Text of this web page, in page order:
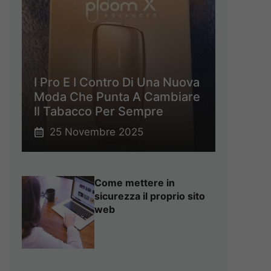
I Pro E I Contro Di Una Nuova
Moda Che Punta A Cambiare
Il Tabacco Per Sempre
25 Novembre 2025
Come mettere in
sicurezza il proprio sito
web